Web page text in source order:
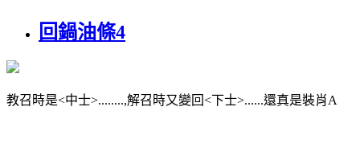
回鍋油條4
教召時是<中士>........,解召時又變回<下士>......還真是裝肖A